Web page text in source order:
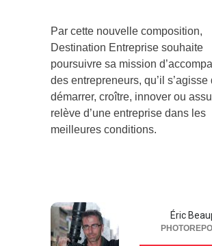
Par cette nouvelle composition,
Destination Entreprise souhaite
poursuivre sa mission
des entrepreneurs, qu’il s’agisse
démarrer, croître, innover ou
relève d’une entreprise dans les
meilleures conditions.
Éric